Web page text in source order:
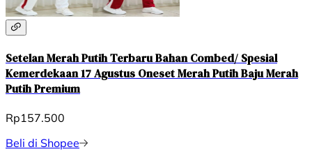
Setelan Merah Putih Terbaru Bahan Combed/ Spesial
Kemerdekaan 17 Agustus Oneset Merah Putih Baju Merah
Putih Premium
Rp157.500
Beli di Shopee